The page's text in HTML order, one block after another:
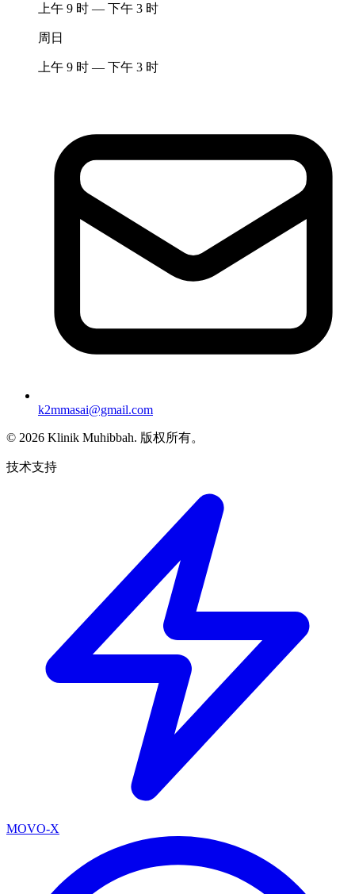
上午 9 时 — 下午 3 时
周日
上午 9 时 — 下午 3 时
k2mmasai@gmail.com
© 2026 Klinik Muhibbah. 版权所有。
技术支持
MOVO-X